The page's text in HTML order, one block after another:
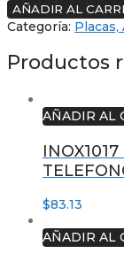
AÑADIR AL
Categoría:
Productos
AÑADIR AL
$83.13
AÑADIR AL